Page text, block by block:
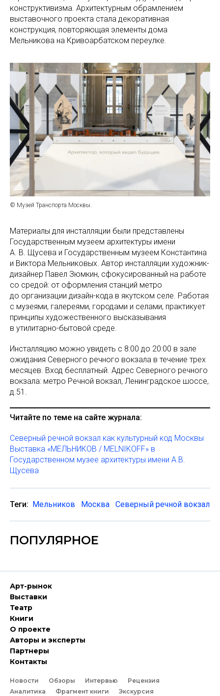
конструктивизма. Архитектурным обрамлением
выставочного проекта стала декоративная
конструкция, повторяющая элементы дома
Мельникова на Кривоарбатском переулке.
© Музей Транспорта Москвы.
Материалы для инсталляции были представлены
Государственным музеем архитектуры имени
А. В. Щусева и Государственным музеем Константина
и Виктора Мельниковых. Автор инсталляции художник-
дизайнер Павел Зюмкин, сфокусированный на работе
со средой: от оформления станций метро
до организации дизайн-кода в якутском селе. Работая
с музеями, галереями, городами и селами, практикует
принципы художественного высказывания
в утилитарно-бытовой среде.
Инсталляцию можно увидеть с 8:00 до 20:00 в зале
ожидания Северного речного вокзала в течение трех
месяцев. Вход бесплатный. Адрес Северного речного
вокзала: метро Речной вокзал, Ленинградское шоссе,
д.51.
Читайте по теме на сайте журнала:
Северный речной вокзал как культурный код Москвы
Выставка «МЕЛЬНИКОВ / MELNIKOFF» в
Государственном музее архитектуры имени А.В.
Щусева
Теги: Мельников Москва Северный речной вокзал
ПОПУЛЯРНОЕ
Арт-рынок
Выставки
Театр
Книги
О проекте
Авторы и эксперты
Партнеры
Контакты
Новости Обзоры Интервью
Рецензия
Аналитика
Фрагмент книги Экскурсия